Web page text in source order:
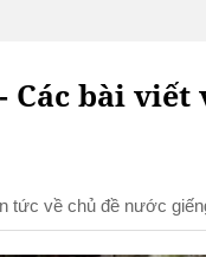
Các bài
tức về chủ đề nước